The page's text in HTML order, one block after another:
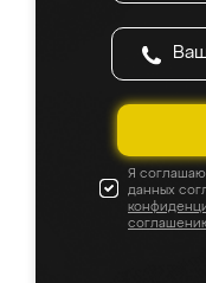
Я
данных